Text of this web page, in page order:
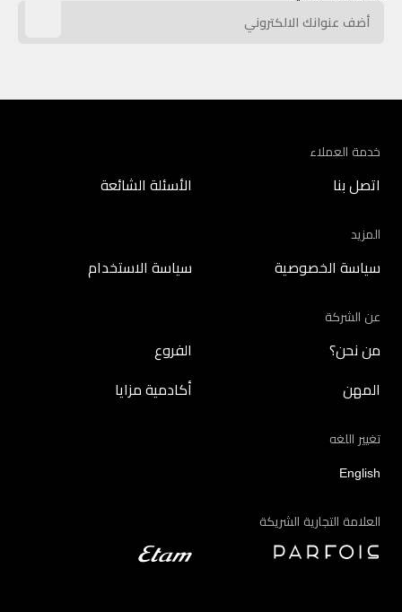
خدمة العملاء
اتصل بنا الأسئلة الشائعة
المزيد
سياسة الخصوصية سياسة الاستخدام
عن الشركة
من نحن؟ الفروع
المهن أكادمية مزايا
تغيير اللغه
English
العلامة التجارية الشريكة